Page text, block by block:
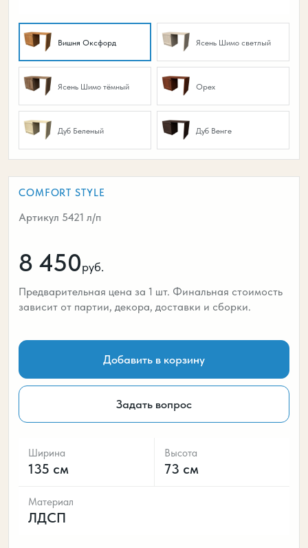
Вишня Оксфорд Ясень Шимо светлый
Ясень Шимо тёмный Орех
Дуб Беленый Дуб Венге
COMFORT STYLE
Артикул 5421 л/п
8 450руб.
Предварительная цена за 1 шт. Финальная стоимость
зависит от партии, декора, доставки и сборки.
Добавить в корзину
Задать вопрос
Ширина
135 см
Высота
73 см
Материал
ЛДСП